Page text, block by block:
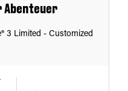
Abenteuer
3 Limited - Customized